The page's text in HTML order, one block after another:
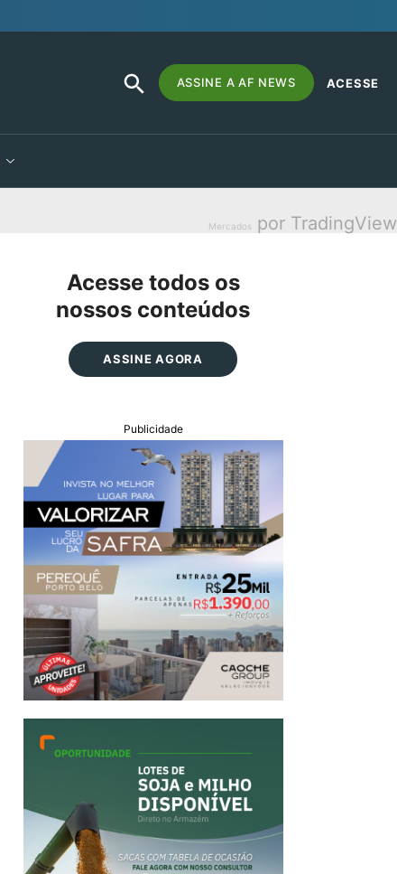
Search
for:
SEARCH
BUTTON
ASSINE A AF NEWS ACESSE
Mercados por TradingView
Acesse todos os
nossos conteúdos
ASSINE AGORA
Publicidade